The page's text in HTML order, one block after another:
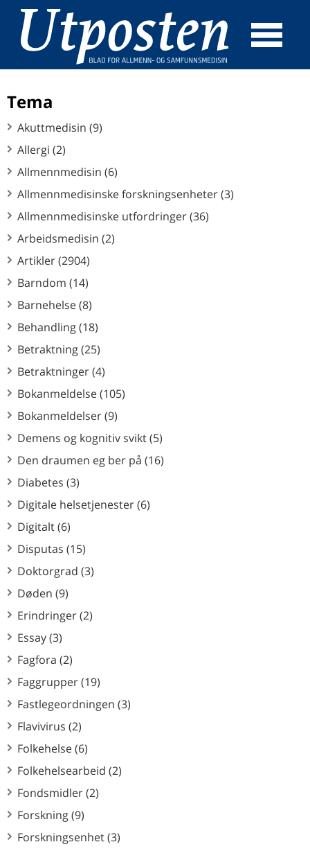
☰
Tema
Akuttmedisin (9)
Allergi (2)
Allmennmedisin (6)
Allmennmedisinske forskningsenheter (3)
Allmennmedisinske utfordringer (36)
Arbeidsmedisin (2)
Artikler (2904)
Barndom (14)
Barnehelse (8)
Behandling (18)
Betraktning (25)
Betraktninger (4)
Bokanmeldelse (105)
Bokanmeldelser (9)
Demens og kognitiv svikt (5)
Den draumen eg ber på (16)
Diabetes (3)
Digitale helsetjenester (6)
Digitalt (6)
Disputas (15)
Doktorgrad (3)
Døden (9)
Erindringer (2)
Essay (3)
Fagfora (2)
Faggrupper (19)
Fastlegeordningen (3)
Flavivirus (2)
Folkehelse (6)
Folkehelsearbeid (2)
Fondsmidler (2)
Forskning (9)
Forskningsenhet (3)